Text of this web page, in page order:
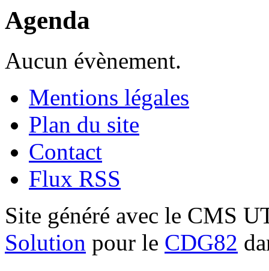
Agenda
Aucun évènement.
Mentions légales
Plan du site
Contact
Flux RSS
Site généré avec le CMS
Solution pour le CDG82